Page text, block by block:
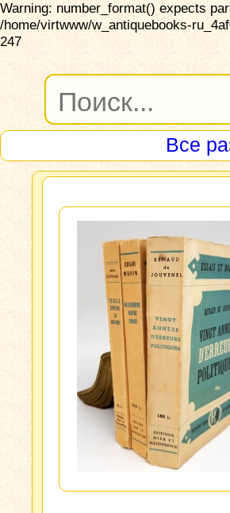
Warning: number_format() expects
/home/virtwww/w_antiquebooks-
247
Все